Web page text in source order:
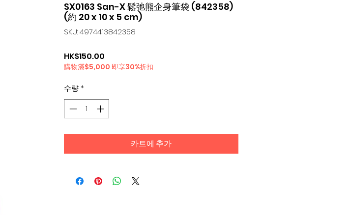
SX0163 San-X 鬆弛熊企身筆袋 (842358)
(約 20 x 10 x 5 cm)
SKU: 4974413842358
HK$150.00
격
購物滿$5,000 即享30%折扣
수량*
카트에 추가